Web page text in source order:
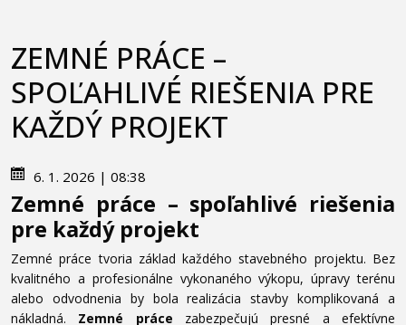
ZEMNÉ PRÁCE –
SPOĽAHLIVÉ RIEŠENIA PRE
KAŽDÝ PROJEKT
6. 1. 2026 | 08:38
Zemné práce – spoľahlivé riešenia
pre každý projekt
Zemné práce tvoria základ každého stavebného projektu. Bez
kvalitného a profesionálne vykonaného výkopu, úpravy terénu
alebo odvodnenia by bola realizácia stavby komplikovaná a
nákladná. Zemné práce zabezpečujú presné a efektívne